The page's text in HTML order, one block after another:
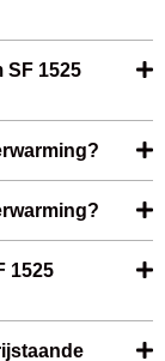
SF 1525
1525